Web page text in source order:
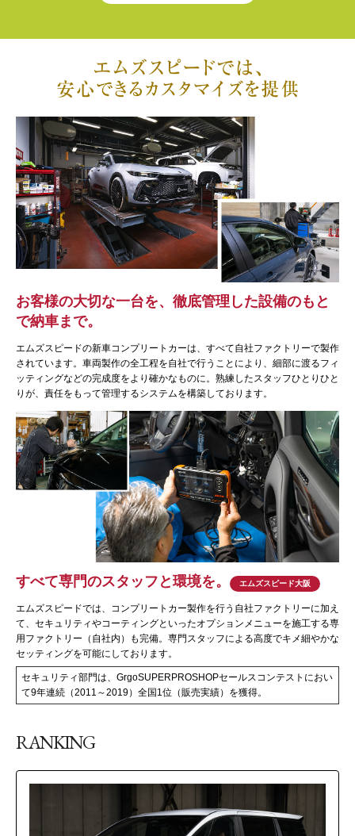
お客様の大切な一台を、徹底管理した設備のもと
で納車まで。
エムズスピードの新車コンプリートカーは、すべて自社ファクトリーで製作
されています。車両製作の全工程を自社で行うことにより、細部に渡るフィ
ッティングなどの完成度をより確かなものに。熟練したスタッフひとりひと
りが、責任をもって管理するシステムを構築しております。
すべて専門のスタッフと環境を。 エムズスピード大阪
エムズスピードでは、コンプリートカー製作を行う自社ファクトリーに加え
て、セキュリティやコーティングといったオプションメニューを施工する専
用ファクトリー（自社内）も完備。専門スタッフによる高度でキメ細やかな
セッティングを可能にしております。
セキュリティ部門は、GrgoSUPERPROSHOPセールスコンテストにおい
て9年連続（2011～2019）全国1位（販売実績）を獲得。
RANKING